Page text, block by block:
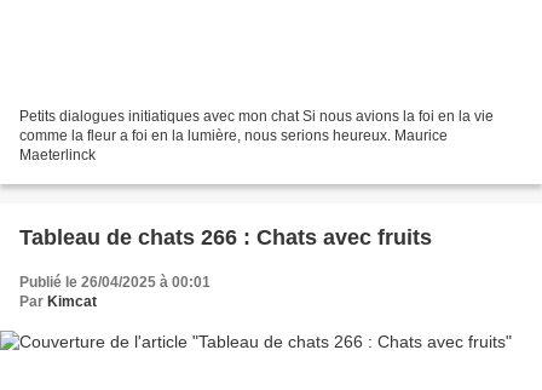
Petits dialogues initiatiques avec mon chat Si nous avions la foi en la vie
comme la fleur a foi en la lumière, nous serions heureux. Maurice
Maeterlinck
Tableau de chats 266 : Chats avec fruits
Publié le 26/04/2025 à 00:01
Par Kimcat